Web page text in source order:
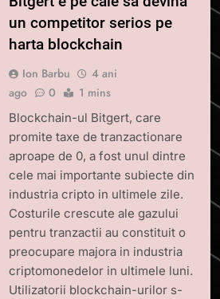
un competitor serios pe
harta blockchain
Ion Barbu
4 ani
ago
0 1 mins
Blockchain-ul Bitgert, care
promite taxe de tranzactionare
aproape de 0, a fost unul dintre
cele mai importante subiecte din
industria cripto in ultimele zile.
Costurile crescute ale gazului
pentru tranzactii au constituit o
preocupare majora in industria
criptomonedelor in ultimele luni.
Utilizatorii blockchain-urilor s-